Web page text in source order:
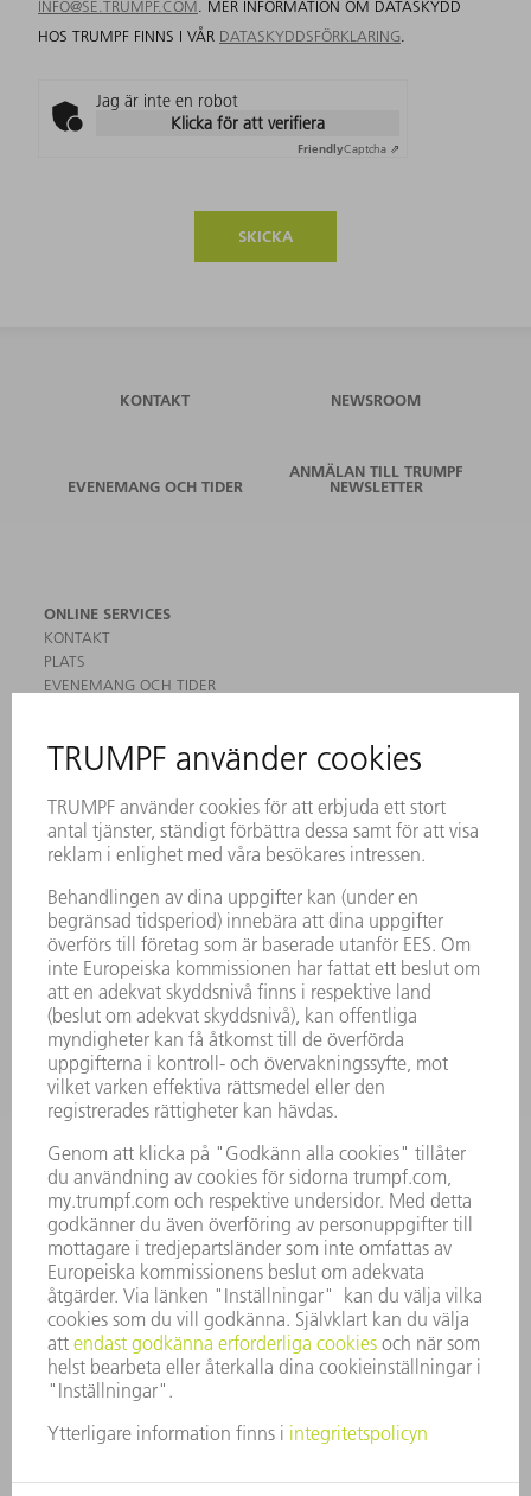
INFO@SE.TRUMPF.COM . MER INFORMATION OM DATASKYDD
HOS TRUMPF FINNS I VÅR DATASKYDDSFÖRKLARING
Jag är inte en robot
Klicka för att verifiera
FriendlyCaptcha ⇗
SKICKA
KONTAKT NEWSROOM
EVENEMANG OCH TIDER
ANMÄLAN TILL TRUMPF
NEWSLETTER
ONLINE SERVICES
KONTAKT
PLATS
EVENEMANG OCH TIDER
SÄKERHETSDATABLAD
MASKINER & SYSTEM
LASER
KRAFTELEKTRONIK
SMART FACTORY
MJUKVARA
SERVICES
TILLÄMPNINGAR
BRANSCHER
FÖRETAG
KARRIÄR
LEDIGA TJÄNSTER
FÖRETAGSPROFIL
STYRELSE
FÖRETAGSPRINCIPER
ÖVERENSSTÄMMELSE
RÅDGIVARSYSTEM
SECURITY
PRESSMEDDELANDEN
MAGASIN
HÅLLBARHET
MILJÖ & KLIMAT
SOCIALT & SAMHÄLLE
FÖRETAGSMANAGEMENT